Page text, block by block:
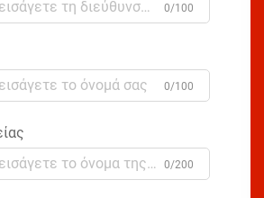
0/100
0/100
0/200